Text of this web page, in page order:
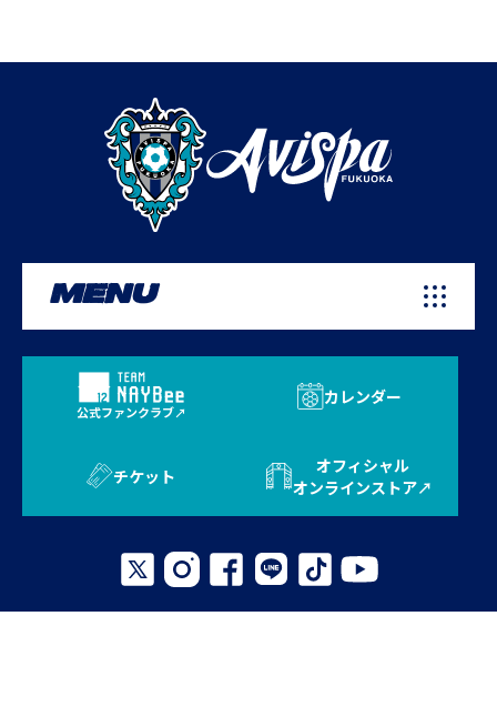
MENU
公式ファンクラブ
カレンダー
チケット
オフィシャル
オンラインストア